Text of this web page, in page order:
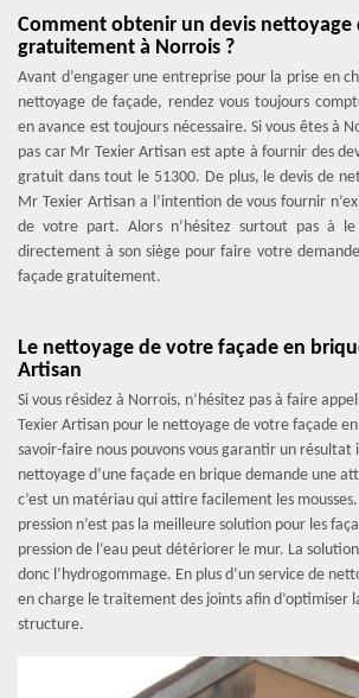
Comment obtenir un devis nettoyage
gratuitement à Norrois ?
Avant d’engager une entreprise pour la prise en
nettoyage de façade, rendez vous toujours
en avance est toujours nécessaire. Si vous êtes à
pas car Mr Texier Artisan est apte à fournir des
gratuit dans tout le 51300. De plus, le devis de
Mr Texier Artisan a l’intention de vous fournir
de votre part. Alors n’hésitez surtout pas à
directement à son siège pour faire votre
façade gratuitement.
Le nettoyage de votre façade en
Artisan
Si vous résidez à Norrois, n’hésitez pas à faire
Texier Artisan pour le nettoyage de votre façade
savoir-faire nous pouvons vous garantir un résultat
nettoyage d’une façade en brique demande une
c’est un matériau qui attire facilement les
pression n’est pas la meilleure solution pour les
pression de l‘eau peut détériorer le mur. La
donc l’hydrogommage. En plus d’un service de
en charge le traitement des joints afin d’optimiser
structure.